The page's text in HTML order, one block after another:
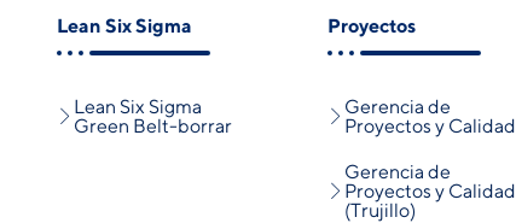
Lean Six Sigma
Lean Six Sigma
Green Belt-borrar
Proyectos
Gerencia de
Proyectos y Calidad
Gerencia de
Proyectos y Calidad
(Trujillo)